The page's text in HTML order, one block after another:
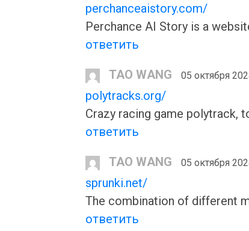
perchanceaistory.com/
Perchance AI Story is a
ответить
TAO WANG 05 октября
polytracks.org/
Crazy racing game polytrack,
ответить
TAO WANG 05 октября
sprunki.net/
The combination of different
ответить